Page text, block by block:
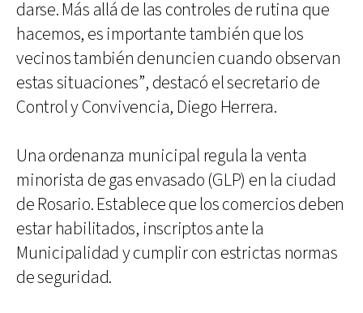
darse. Más allá de las controles de rutina que
hacemos, es importante también que los
vecinos también denuncien cuando observan
estas situaciones”, destacó el secretario de
Control y Convivencia, Diego Herrera.
Una ordenanza municipal regula la venta
minorista de gas envasado (GLP) en la ciudad
de Rosario. Establece que los comercios deben
estar habilitados, inscriptos ante la
Municipalidad y cumplir con estrictas normas
de seguridad.